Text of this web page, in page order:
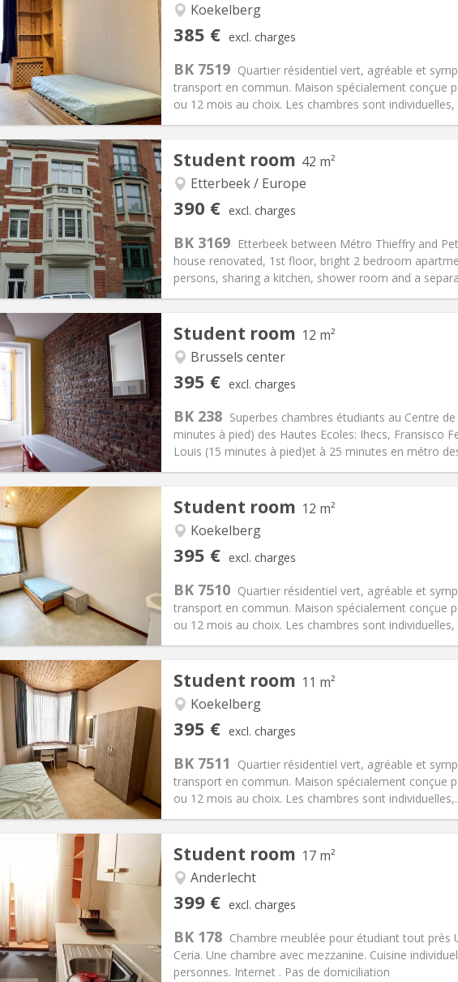
Koekelberg
385 € excl. charges
BK 7519 Quartier résidentiel vert, agréable et
transport en commun. Maison spécialement conçue
ou 12 mois au choix. Les chambres sont individuelles,
Info
€
120 €
11 months
With conditions
Arrangement
Bathroom:Shared bathroom
Surface:12 m2
Student room 42 m²
Etterbeek / Europe
390 € excl. charges
BK 3169 Etterbeek between Métro Thieffry and
house renovated, 1st floor, bright 2 bedroom
persons, sharing a kitchen, shower room and a
Info
€
90 €
12 months
No
Arrangement
Bathroom:Private bathroom
Surface:42 m2
Student room 12 m²
Brussels center
395 € excl. charges
BK 238 Superbes chambres étudiants au Centre
minutes à pied) des Hautes Ecoles: Ihecs, Fransisco
Louis (15 minutes à pied)et à 25 minutes en métro
Info
€
0 €
12 months, summer
No
Arrangement
Bathroom:Shared bathroom
Surface:12 m2
Student room 12 m²
Koekelberg
395 € excl. charges
BK 7510 Quartier résidentiel vert, agréable et
transport en commun. Maison spécialement conçue
ou 12 mois au choix. Les chambres sont individuelles,
Info
€
120 €
11 months
Arrangement
Bathroom:Shared bathroom
Surface:12 m2
Student room 11 m²
Koekelberg
395 € excl. charges
BK 7511
Quartier résidentiel vert, agréable et
transport en commun. Maison spécialement conçue
ou 12 mois au choix. Les chambres sont
Info
€
120 €
11 months
With conditions
Arrangement
Bathroom:Shared bathroom
Surface:11 m2
Other
Student room 17 m²
Anderlecht
399 € excl. charges
BK 178 Chambre meublée pour étudiant tout près
Ceria. Une chambre avec mezzanine. Cuisine
personnes. Internet . Pas de domiciliation
Info
€
100 €
12 months, 11 months, 10
5-6 months
Arrangement
Bathroom:Shared bathroom
Surface:17 m2